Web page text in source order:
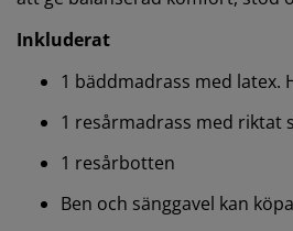
Inkluderat
1 bäddmadrass med latex.
1 resårmadrass med riktat
1 resårbotten
Ben och sänggavel kan